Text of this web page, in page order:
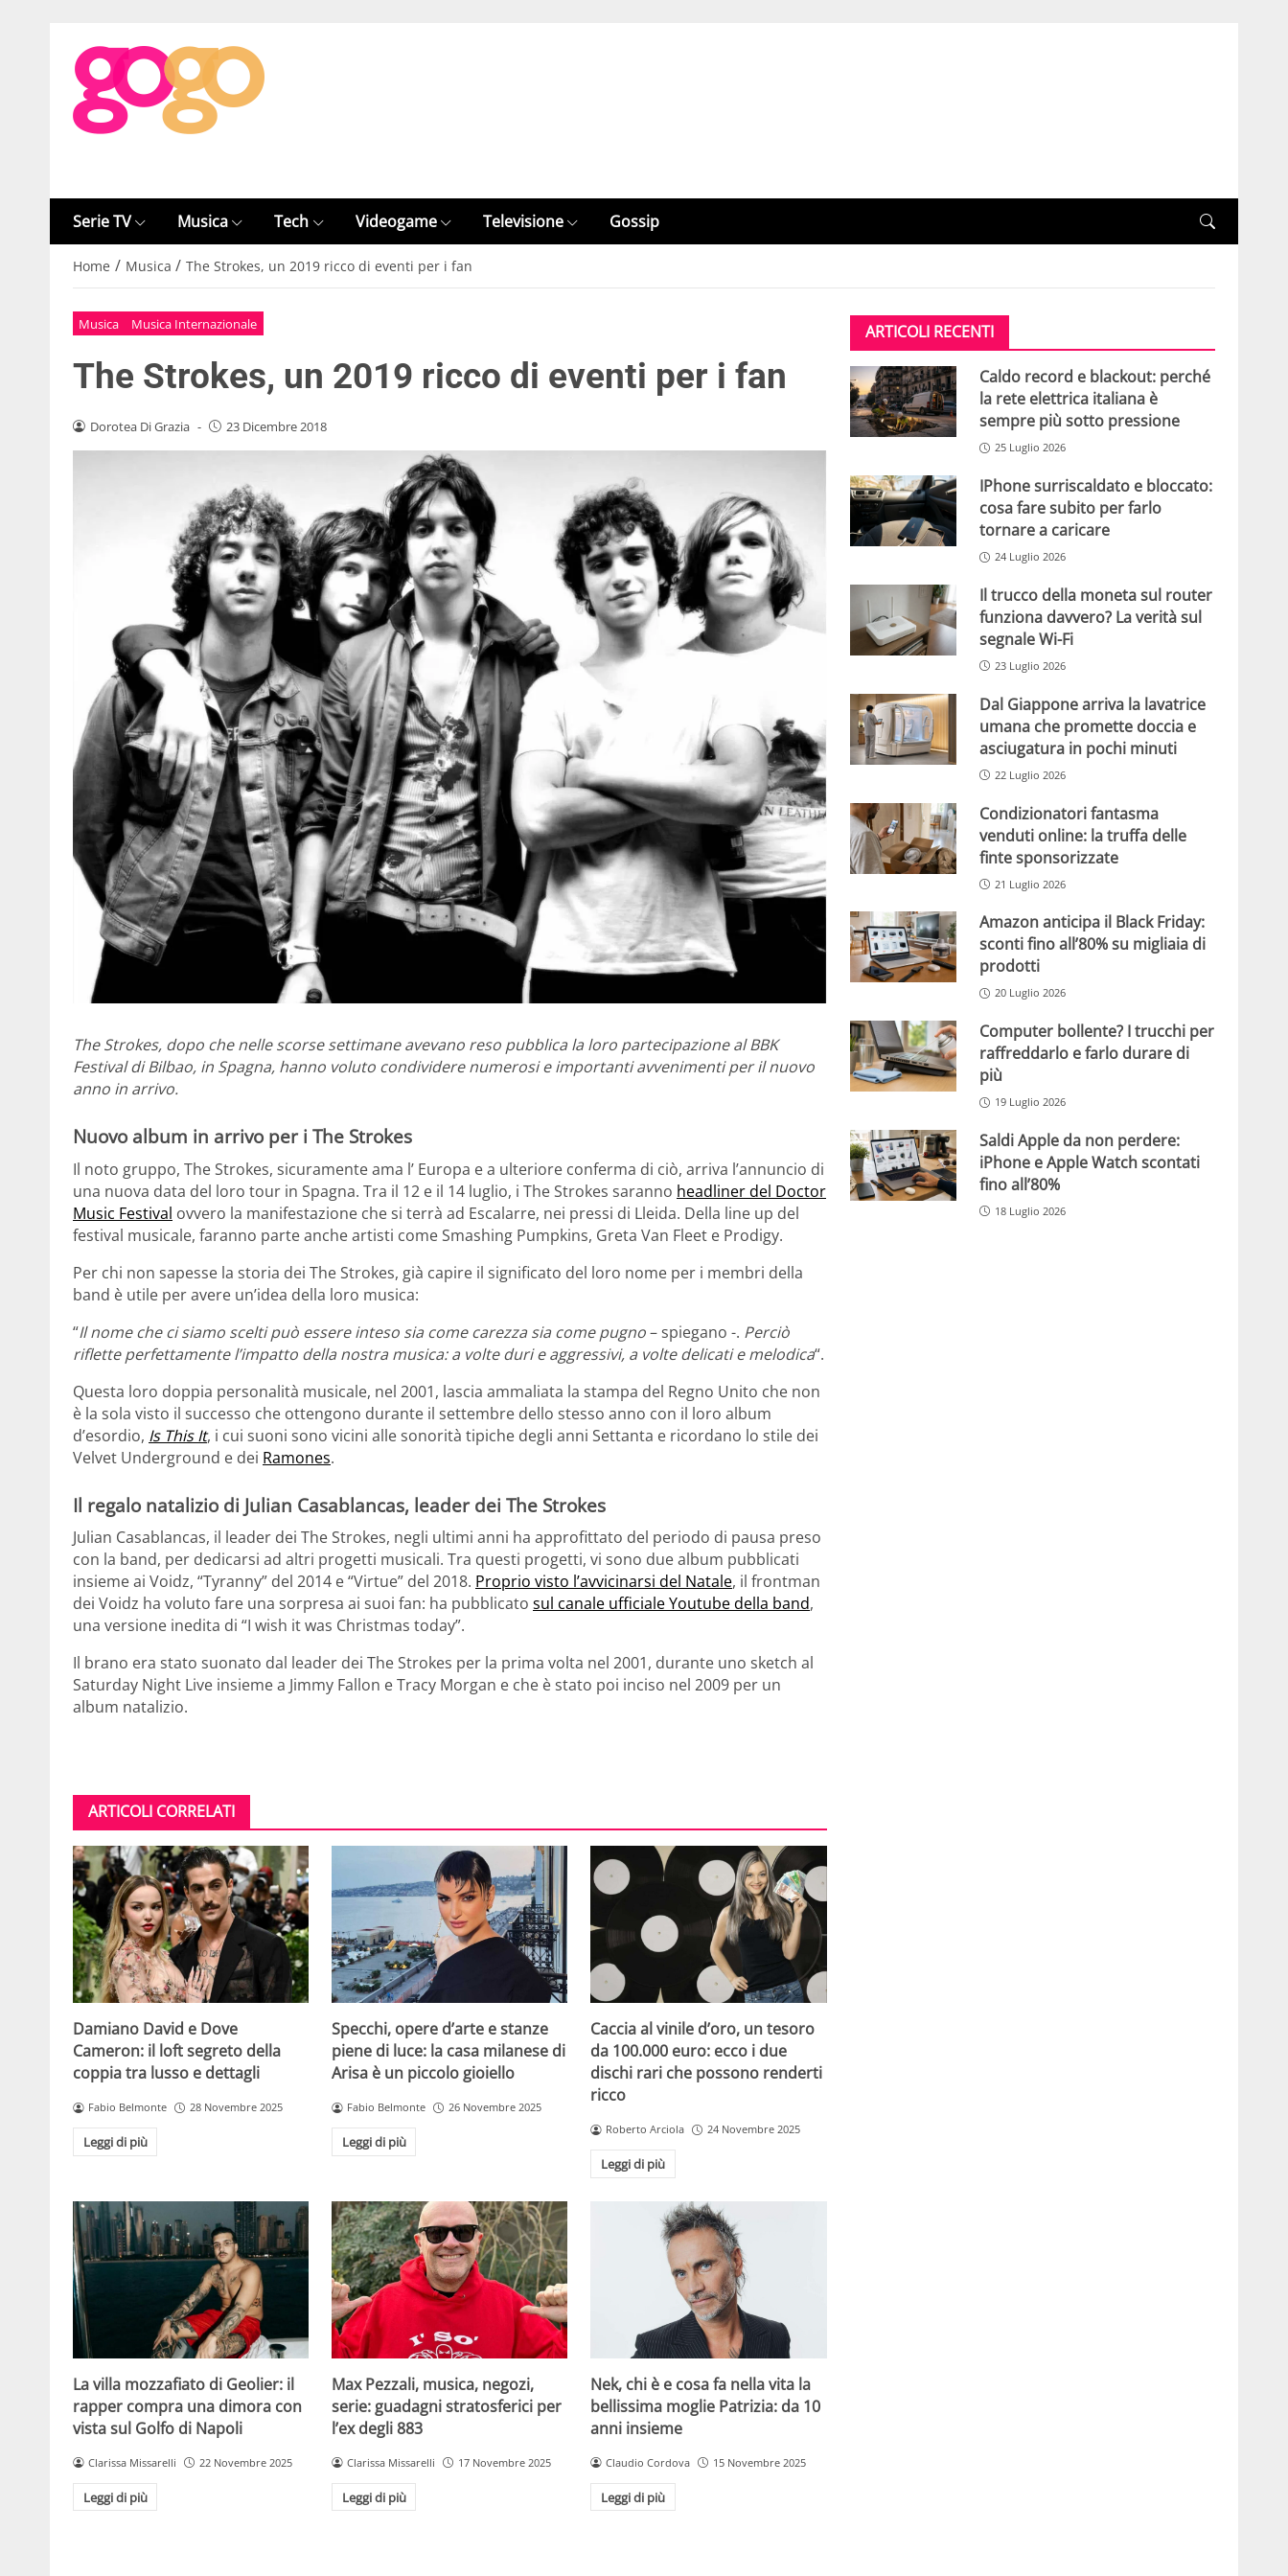
Serie TV Musica Tech Videogame Televisione Gossip
Home / Musica / The Strokes, un 2019 ricco di eventi per i fan
Musica Musica Internazionale
The Strokes, un 2019 ricco di eventi per i fan
Dorotea Di Grazia - 23 Dicembre 2018
The Strokes, dopo che nelle scorse settimane avevano reso pubblica la loro partecipazione al BBK
Festival di Bilbao, in Spagna, hanno voluto condividere numerosi e importanti avvenimenti per il nuovo
anno in arrivo.
Nuovo album in arrivo per i The Strokes
Il noto gruppo, The Strokes, sicuramente ama l’ Europa e a ulteriore conferma di ciò, arriva l’annuncio di
una nuova data del loro tour in Spagna. Tra il 12 e il 14 luglio, i The Strokes saranno headliner del Doctor
Music Festival ovvero la manifestazione che si terrà ad Escalarre, nei pressi di Lleida. Della line up del
festival musicale, faranno parte anche artisti come Smashing Pumpkins, Greta Van Fleet e Prodigy.
Per chi non sapesse la storia dei The Strokes, già capire il significato del loro nome per i membri della
band è utile per avere un’idea della loro musica:
“Il nome che ci siamo scelti può essere inteso sia come carezza sia come pugno– spiegano -. Perciò
riflette perfettamente l’impatto della nostra musica: a volte duri e aggressivi, a volte delicati e melodica“.
Questa loro doppia personalità musicale, nel 2001, lascia ammaliata la stampa del Regno Unito che non
è la sola visto il successo che ottengono durante il settembre dello stesso anno con il loro album
d’esordio, Is This It, i cui suoni sono vicini alle sonorità tipiche degli anni Settanta e ricordano lo stile dei
Velvet Underground e dei Ramones.
Il regalo natalizio di Julian Casablancas, leader dei The Strokes
Julian Casablancas, il leader dei The Strokes, negli ultimi anni ha approfittato del periodo di pausa preso
con la band, per dedicarsi ad altri progetti musicali. Tra questi progetti, vi sono due album pubblicati
insieme ai Voidz, “Tyranny” del 2014 e “Virtue” del 2018. Proprio visto l’avvicinarsi del Natale, il frontman
dei Voidz ha voluto fare una sorpresa ai suoi fan: ha pubblicato sul canale ufficiale Youtube della band,
una versione inedita di “I wish it was Christmas today”.
Il brano era stato suonato dal leader dei The Strokes per la prima volta nel 2001, durante uno sketch al
Saturday Night Live insieme a Jimmy Fallon e Tracy Morgan e che è stato poi inciso nel 2009 per un
album natalizio.
ARTICOLI CORRELATI
Damiano David e Dove
Cameron: il loft segreto della
coppia tra lusso e dettagli
Fabio Belmonte 28 Novembre 2025
Leggi di più
Specchi, opere d’arte e stanze
piene di luce: la casa milanese di
Arisa è un piccolo gioiello
Fabio Belmonte 26 Novembre 2025
Leggi di più
Caccia al vinile d’oro, un tesoro
da 100.000 euro: ecco i due
dischi rari che possono renderti
ricco
Roberto Arciola 24 Novembre 2025
Leggi di più
La villa mozzafiato di Geolier: il
rapper compra una dimora con
vista sul Golfo di Napoli
Clarissa Missarelli 22 Novembre 2025
Leggi di più
Max Pezzali, musica, negozi,
serie: guadagni stratosferici per
l’ex degli 883
Clarissa Missarelli 17 Novembre 2025
Leggi di più
Nek, chi è e cosa fa nella vita la
bellissima moglie Patrizia: da 10
anni insieme
Claudio Cordova 15 Novembre 2025
Leggi di più
ARTICOLI RECENTI
Caldo record e blackout: perché
la rete elettrica italiana è
sempre più sotto pressione
25 Luglio 2026
IPhone surriscaldato e bloccato:
cosa fare subito per farlo
tornare a caricare
24 Luglio 2026
Il trucco della moneta sul router
funziona davvero? La verità sul
segnale Wi-Fi
23 Luglio 2026
Dal Giappone arriva la lavatrice
umana che promette doccia e
asciugatura in pochi minuti
22 Luglio 2026
Condizionatori fantasma
venduti online: la truffa delle
finte sponsorizzate
21 Luglio 2026
Amazon anticipa il Black Friday:
sconti fino all’80% su migliaia di
prodotti
20 Luglio 2026
Computer bollente? I trucchi per
raffreddarlo e farlo durare di
più
19 Luglio 2026
Saldi Apple da non perdere:
iPhone e Apple Watch scontati
fino all’80%
18 Luglio 2026